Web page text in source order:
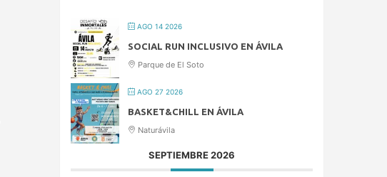
AGO 14 2026
SOCIAL RUN INCLUSIVO EN ÁVILA
Parque de El Soto
AGO 27 2026
BASKET&CHILL EN ÁVILA
Naturávila
SEPTIEMBRE 2026